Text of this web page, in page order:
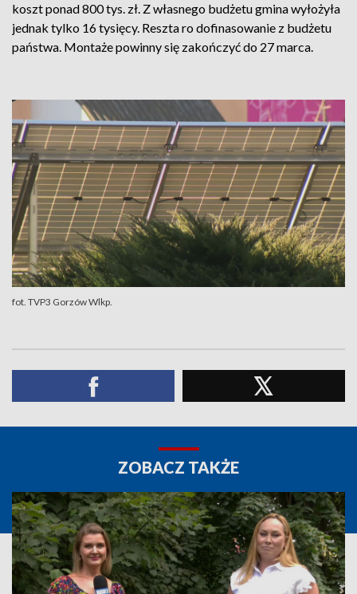
koszt ponad 800 tys. zł. Z własnego budżetu gmina wyłożyła
jednak tylko 16 tysięcy. Reszta ro dofinasowanie z budżetu
państwa. Montaże powinny się zakończyć do 27 marca.
fot. TVP3 Gorzów Wlkp.
ZOBACZ TAKŻE